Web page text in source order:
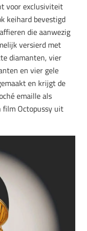
voor exclusiviteit
keihard bevestigd
die aanwezig
versierd met
diamanten, vier
en vier gele
en krijgt de
emaille als
Octopussy uit